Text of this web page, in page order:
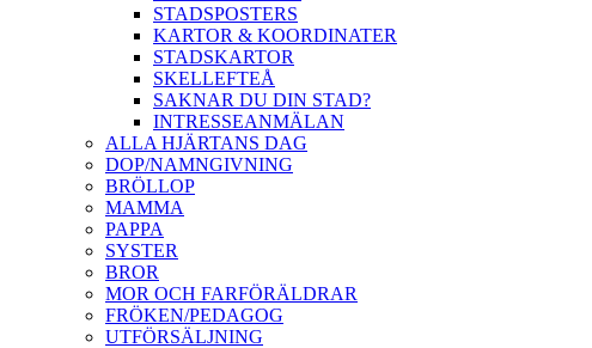
STADSPOSTERS
KARTOR & KOORDINATER
STADSKARTOR
SKELLEFTEÅ
SAKNAR DU DIN STAD?
INTRESSEANMÄLAN
ALLA HJÄRTANS DAG
DOP/NAMNGIVNING
BRÖLLOP
MAMMA
PAPPA
SYSTER
BROR
MOR OCH FARFÖRÄLDRAR
FRÖKEN/PEDAGOG
UTFÖRSÄLJNING